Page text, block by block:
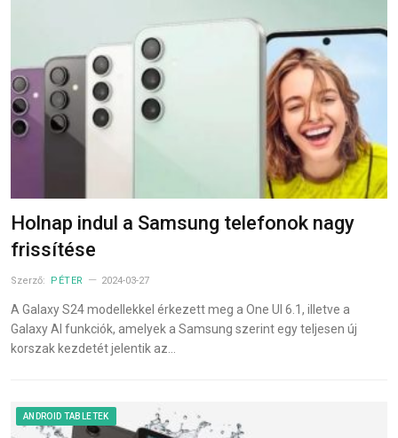
Holnap indul a Samsung telefonok nagy
frissítése
Szerző: PÉTER 2024-03-27
A Galaxy S24 modellekkel érkezett meg a One UI 6.1, illetve a
Galaxy AI funkciók, amelyek a Samsung szerint egy teljesen új
korszak kezdetét jelentik az…
ANDROID TABLETEK